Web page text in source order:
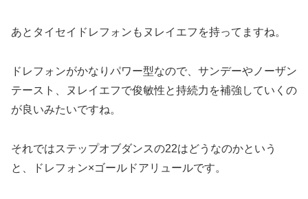
あとタイセイドレフォンもヌレイエフを持ってますね。
ドレフォンがかなりパワー型なので、サンデーやノーザン
テースト、ヌレイエフで俊敏性と持続力を補強していくの
が良いみたいですね。
それではステップオブダンスの22はどうなのかという
と、ドレフォン×ゴールドアリュールです。